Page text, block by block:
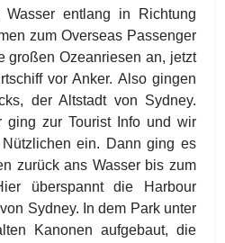
entlang in Richtung
zum Overseas Passenger
großen Ozeanriesen an, jetzt
vor Anker. Also gingen
der Altstadt von Sydney.
ging zur Tourist Info und wir
ein. Dann ging es
zurück ans Wasser bis zum
überspannt die Harbour
Sydney. In dem Park unter
Kanonen aufgebaut, die